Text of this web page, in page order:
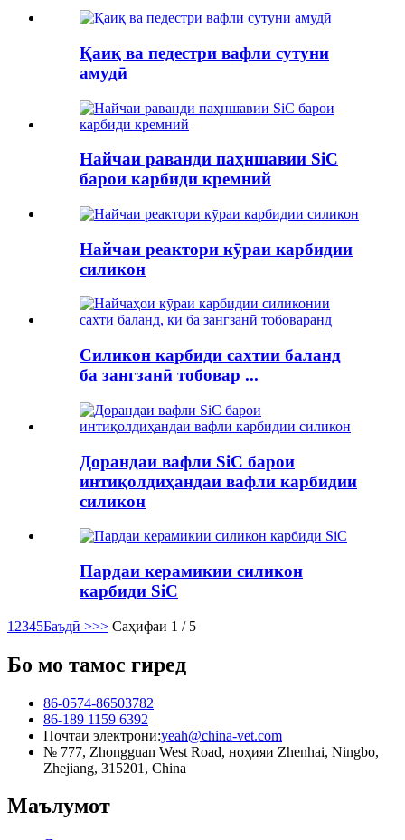
Қаиқ ва педестри вафли сутуни
амудӣ
Найчаи раванди паҳншавии SiC
барои карбиди кремний
Найчаи реактори кӯраи карбидии
силикон
Силикон карбиди сахтии баланд
ба зангзанӣ тобовар ...
Дорандаи вафли SiC барои
интиқолдиҳандаи вафли карбидии
силикон
Пардаи керамикии силикон
карбиди SiC
1 2345Баъдӣ >>> Саҳифаи 1 / 5
Бо мо тамос гиред
86-0574-86503782
86-189 1159 6392
Почтаи электронӣ:yeah@china-vet.com
№ 777, Zhongguan West Road, ноҳияи Zhenhai, Ningbo,
Zhejiang, 315201, China
Маълумот